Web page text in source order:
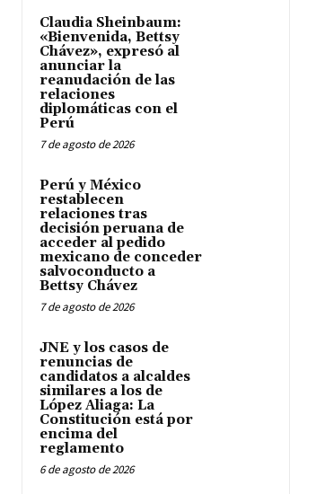
Claudia Sheinbaum:
«Bienvenida, Bettsy
Chávez», expresó al
anunciar la
reanudación de las
relaciones
diplomáticas con el
Perú
7 de agosto de 2026
Perú y México
restablecen
relaciones tras
decisión peruana de
acceder al pedido
mexicano de conceder
salvoconducto a
Bettsy Chávez
7 de agosto de 2026
JNE y los casos de
renuncias de
candidatos a alcaldes
similares a los de
López Aliaga: La
Constitución está por
encima del
reglamento
6 de agosto de 2026